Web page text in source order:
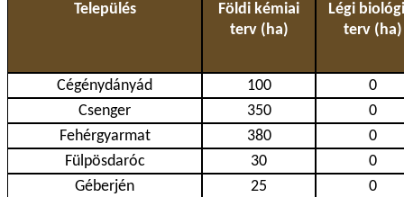
Település
Földi kémiai
terv (ha)
Légi
terv (ha)
Cégénydányád 100
0
Csenger
350
0
Fehérgyarmat
380
0
Fülpösdaróc
30
0
Géberjén
25
0